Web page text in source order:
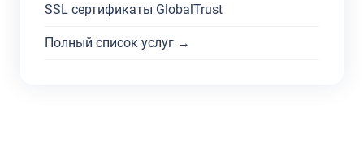
SSL сертификаты GlobalTrust
Полный список услуг →